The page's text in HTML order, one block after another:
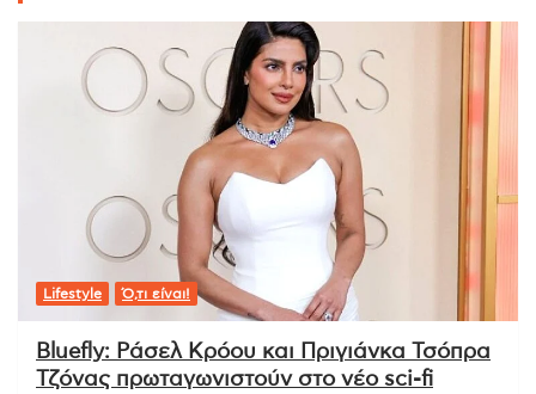
Lifestyle Ό,τι είναι!
Bluefly: Ράσελ Κρόου και Πριγιάνκα Τσόπρα
Τζόνας πρωταγωνιστούν στο νέο sci-fi